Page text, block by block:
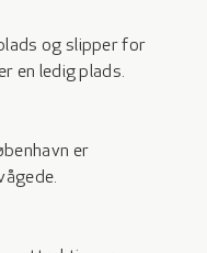
og slipper for
en ledig plads.
er